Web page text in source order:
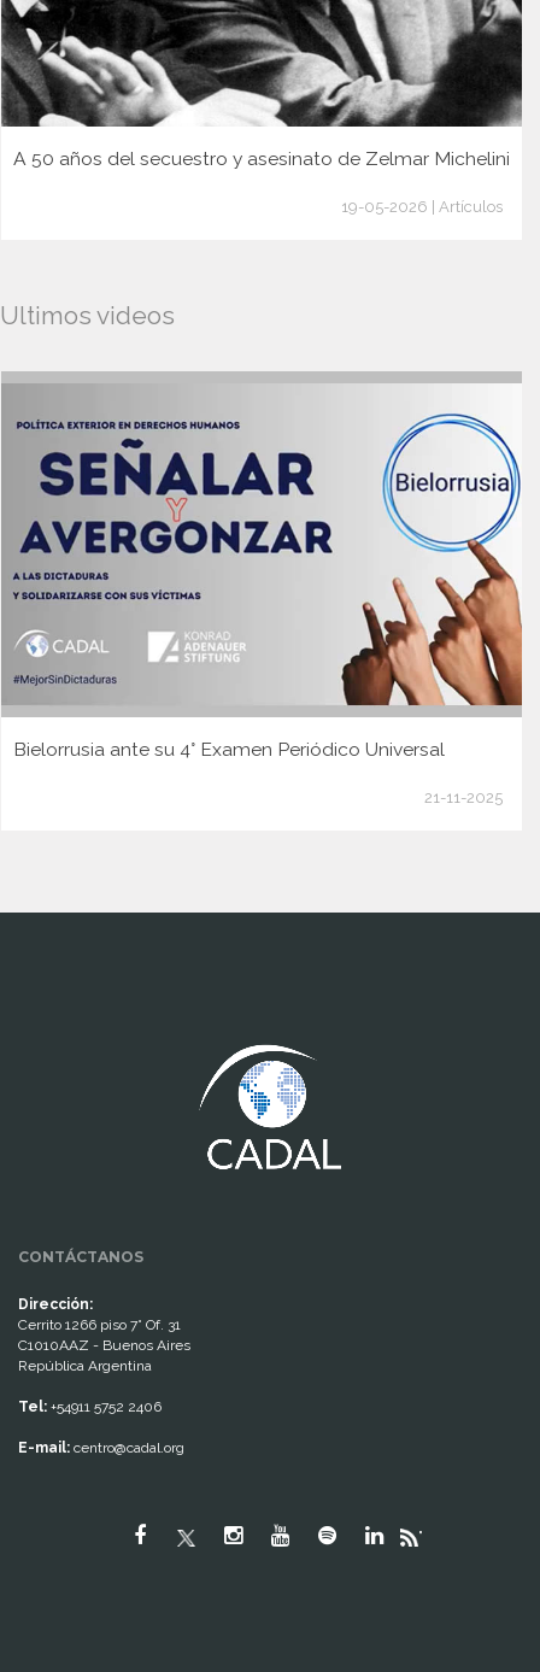
A 50 años del secuestro y asesinato de Zelmar Michelini
19-05-2026 | Artículos
Ultimos videos
Bielorrusia ante su 4° Examen Periódico Universal
21-11-2025
CONTÁCTANOS
Dirección:
Cerrito 1266 piso 7° Of. 31
C1010AAZ - Buenos Aires
República Argentina
Tel: +54911 5752 2406
E-mail: centro@cadal.org
"